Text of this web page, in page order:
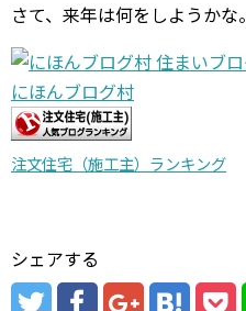
さて、来年は何をしようかな。
にほんブログ村
注文住宅（施工主）ランキング
シェアする